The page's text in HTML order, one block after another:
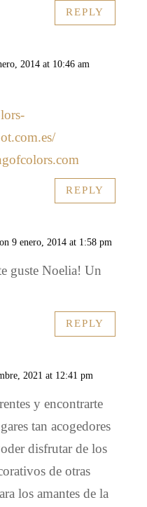
REPLY
2014 at 10:46 am
REPLY
on 9 enero, 2014 at 1:58 pm
guste Noelia! Un
REPLY
2021 at 12:41 pm
y encontrarte
tan acogedores
disfrutar de los
de otras
los amantes de la